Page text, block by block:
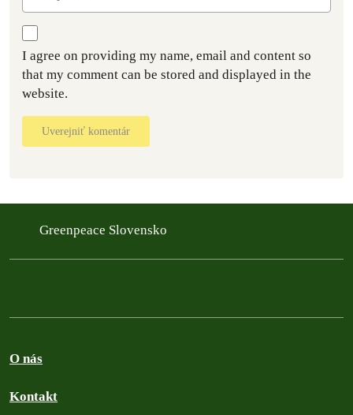
I agree on providing my name, email and content so
that my comment can be stored and displayed in the
website.
Uverejniť komentár
Greenpeace Slovensko
O nás
Kontakt